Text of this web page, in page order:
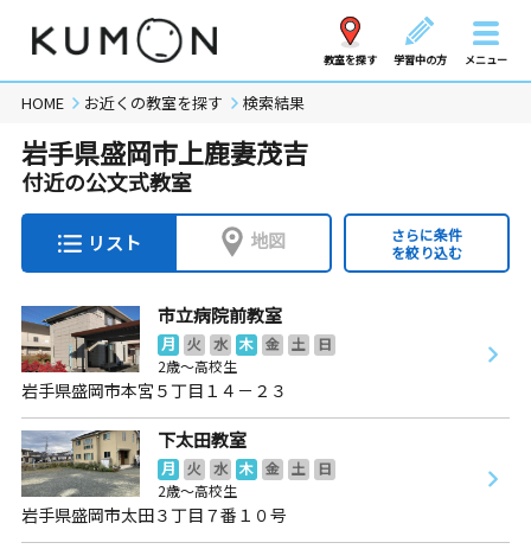
教室を探す 学習中の方 メニュー
HOME お近くの教室を探す 検索結果
岩手県盛岡市上鹿妻茂吉
付近の公文式教室
リスト 地図
さらに条件
を絞り込む
市立病院前教室
月 火 水 木 金 土
日
2歳～高校生
岩手県盛岡市本宮５丁目１４－２３
下太田教室
月 火 水 木 金 土
日
2歳～高校生
岩手県盛岡市太田３丁目７番１０号